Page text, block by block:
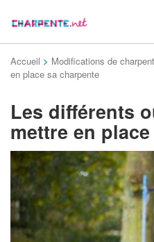
Accueil > Modifications de
en place sa charpente
Les différents
mettre en